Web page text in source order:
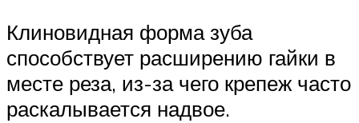
Клиновидная форма зуба
способствует расширению гайки в
месте реза, из-за чего крепеж часто
раскалывается надвое.